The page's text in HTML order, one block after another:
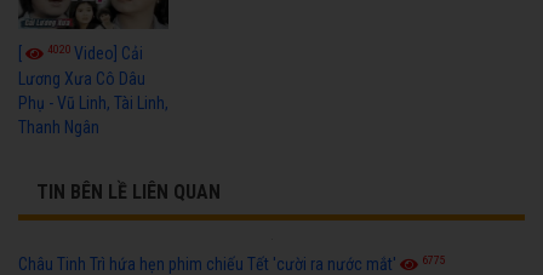
[ 4020 Video] Cải
Lương Xưa Cô Dâu
Phụ - Vũ Linh, Tài Linh,
Thanh Ngân
TIN BÊN LỀ LIÊN QUAN
Châu Tinh Trì hứa hẹn phim chiếu Tết 'cười ra nước mắt' 6775